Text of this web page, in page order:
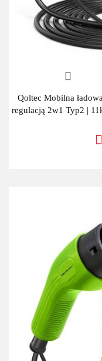
Qoltec Mobilna
regulacją 2w1 Typ2 |